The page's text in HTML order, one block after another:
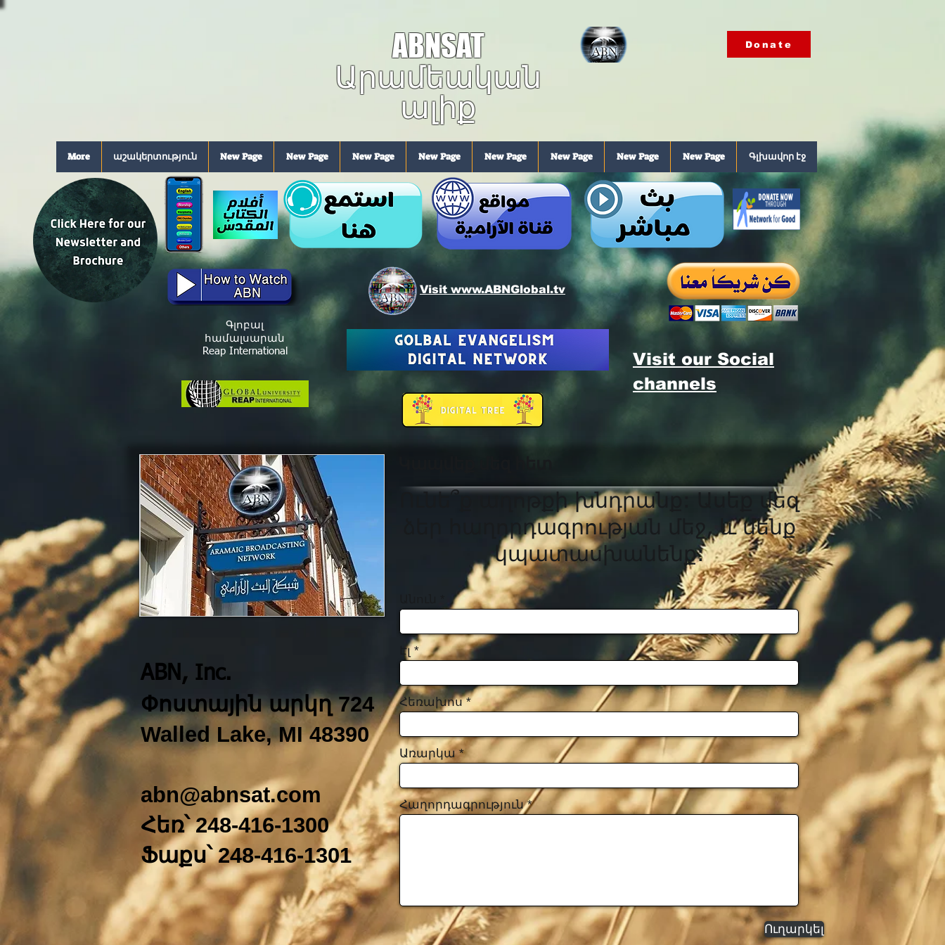
ABNSAT
Արամեական
ալիք
Donate
Գլխավոր էջ
New Page
New Page
New Page
New Page
New Page
New Page
New Page
New Page
աշակերտություն
More
Գլոբալ
համալսարան
Reap International
Visit www.ABNGlobal.tv
Visit our Social
channels
ABN, Inc.
Փոստային արկղ 724
Walled Lake, MI 48390
abn@abnsat.com
Հեռ՝ 248-416-1300
Ֆաքս՝ 248-416-1301
Ունե՞ք աղոթքի խնդրանք: Ասեք մեզ
ձեր հաղորդագրության մեջ, և մենք
կպատասխանենք:
Էլ
Հեռախոս
Առարկա
Հաղորդագրություն
Ուղարկել